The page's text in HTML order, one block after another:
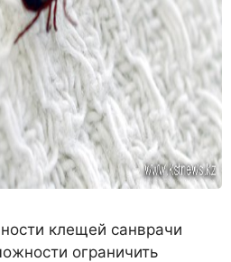
клещей санврачи
ограничить